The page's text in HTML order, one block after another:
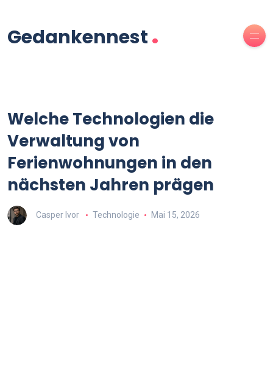
Gedankennest.
Welche Technologien die
Verwaltung von
Ferienwohnungen in den
nächsten Jahren prägen
Casper Ivor Technologie Mai 15, 2026